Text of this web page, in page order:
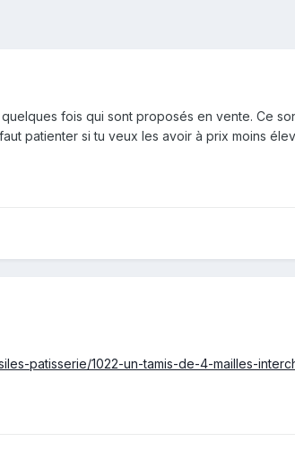
fois qui sont proposés en vente. Ce
patienter si tu veux les avoir à prix moins
patisserie/1022-un-tamis-de-4-mailles-